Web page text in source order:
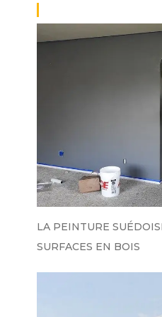
LA PEINTURE
SURFACES EN BOIS